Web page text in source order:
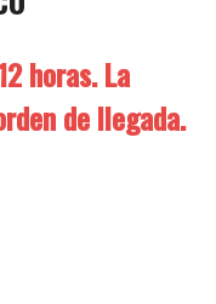
horas. La
de llegada.